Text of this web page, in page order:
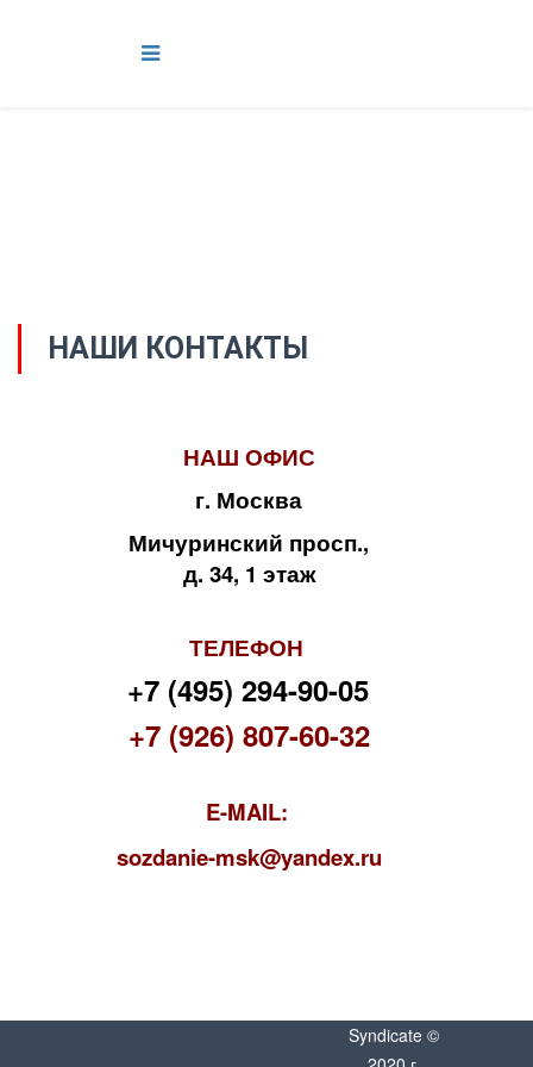
НАШИ КОНТАКТЫ
НАШ ОФИС
г. Москва
Мичуринский просп.,
д. 34, 1 этаж
ТЕЛЕФОН
+7 (495) 294-90-05
+7 (926) 807-60-32
E-MAIL:
sozdanie-msk@yandex.ru
Syndicate ©